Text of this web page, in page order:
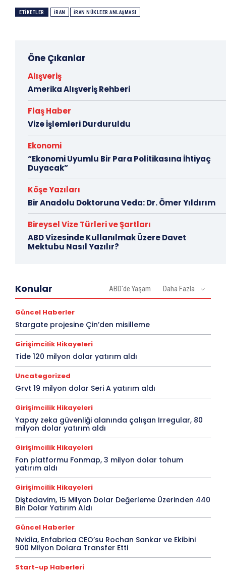
ETIKETLER IRAN IRAN NÜKLEER ANLAŞMASI
Öne Çıkanlar
Alışveriş
Amerika Alışveriş Rehberi
Flaş Haber
Vize İşlemleri Durduruldu
Ekonomi
“Ekonomi Uyumlu Bir Para Politikasına İhtiyaç
Duyacak”
Köşe Yazıları
Bir Anadolu Doktoruna Veda: Dr. Ömer Yıldırım
Bireysel Vize Türleri ve Şartları
ABD Vizesinde Kullanılmak Üzere Davet
Mektubu Nasıl Yazılır?
Konular ABD'de Yaşam Daha Fazla
Güncel Haberler
Stargate projesine Çin’den misilleme
Girişimcilik Hikayeleri
Tide 120 milyon dolar yatırım aldı
Uncategorized
Grvt 19 milyon dolar Seri A yatırım aldı
Girişimcilik Hikayeleri
Yapay zeka güvenliği alanında çalışan Irregular, 80
milyon dolar yatırım aldı
Girişimcilik Hikayeleri
Fon platformu Fonmap, 3 milyon dolar tohum
yatırım aldı
Girişimcilik Hikayeleri
Diştedavim, 15 Milyon Dolar Değerleme Üzerinden 440
Bin Dolar Yatırım Aldı
Güncel Haberler
Nvidia, Enfabrica CEO’su Rochan Sankar ve Ekibini
900 Milyon Dolara Transfer Etti
Start-up Haberleri